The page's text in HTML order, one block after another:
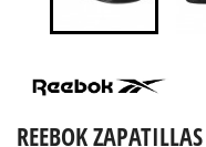
REEBOK